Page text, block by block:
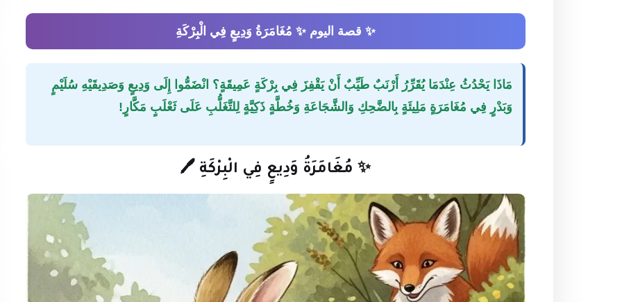
✨ قصة اليوم ✨ مُغَامَرَةُ وَدِيعٍ فِي الْبِرْكَةِ
مَاذَا يَحْدُثُ عِنْدَمَا يُقَرِّرُ أَرْنَبٌ طَيِّبٌ أَنْ يَقْفِزَ فِي بِرْكَةٍ عَمِيقَةٍ؟ انْضَمُّوا إِلَى وَدِيعٍ وَصَدِيقَيْهِ سُلَيْمٍ
وَبَدْرٍ فِي مُغَامَرَةٍ مَلِيئَةٍ بِالضَّحِكِ وَالشَّجَاعَةِ وَخُطَّةٍ ذَكِيَّةٍ لِلتَّغَلُّبِ عَلَى ثَعْلَبٍ مَكَّارٍ!
✨ مُغَامَرَةُ وَدِيعٍ فِي الْبِرْكَةِ 🖊️